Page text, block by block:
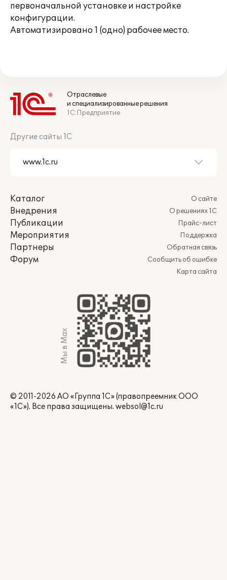
первоначальной установке и настройке
конфигурации.
Автоматизировано 1 (одно) рабочее место.
Отраслевые
и специализированные решения
1С:Предприятие
Другие сайты 1С
Каталог
Внедрения
Публикации
Мероприятия
Партнеры
Форум
О сайте
О решениях 1С
Прайс-лист
Поддержка
Обратная связь
Сообщить об ошибке
Карта сайта
Мы в Max
© 2011-2026 АО «Группа 1С» (правопреемник ООО
«1С»). Все права защищены. websol@1c.ru